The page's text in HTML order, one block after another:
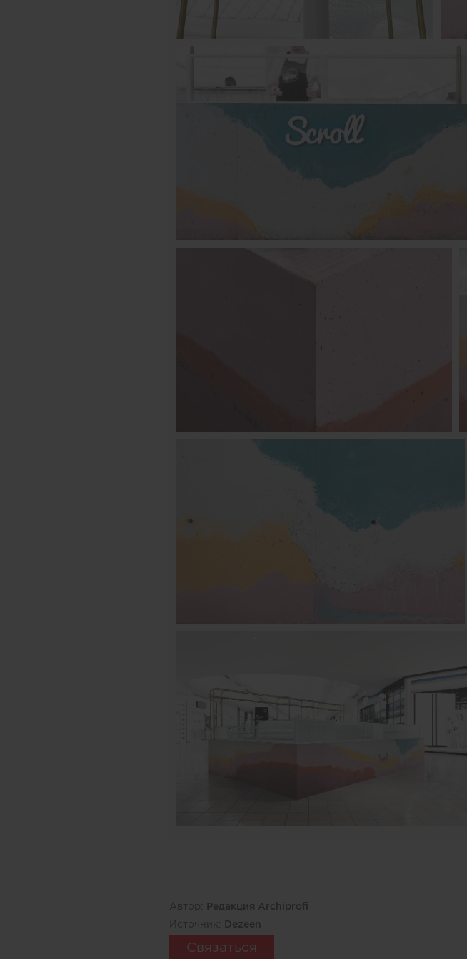
Автор: Редакция Archiprofi
Источник:
Dezeen
Связаться